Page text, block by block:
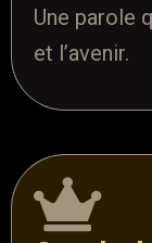
Une parole
et l’avenir.